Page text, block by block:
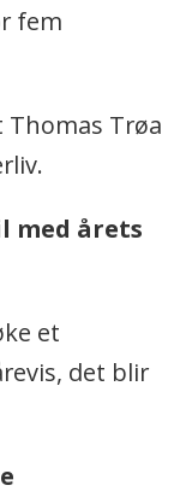
fem
Thomas Trøa
med årets
et
det blir